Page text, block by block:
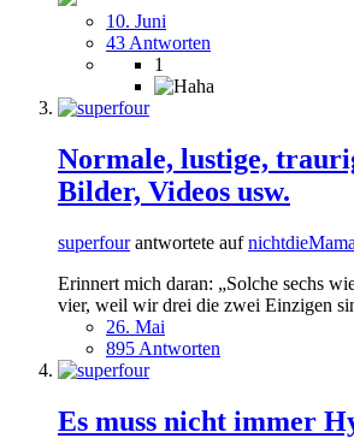
10. Juni
43 Antworten
1
Normale, lustige,
Bilder, Videos usw.
superfourantwortete aufnichtdieMama
Erinnert mich daran: „Solche sechs
vier, weil wir drei die zwei Einzigen
26. Mai
895 Antworten
Es muss nicht immer